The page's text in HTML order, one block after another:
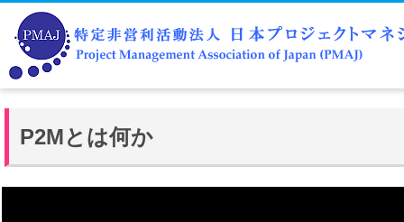
P2Mとは何か